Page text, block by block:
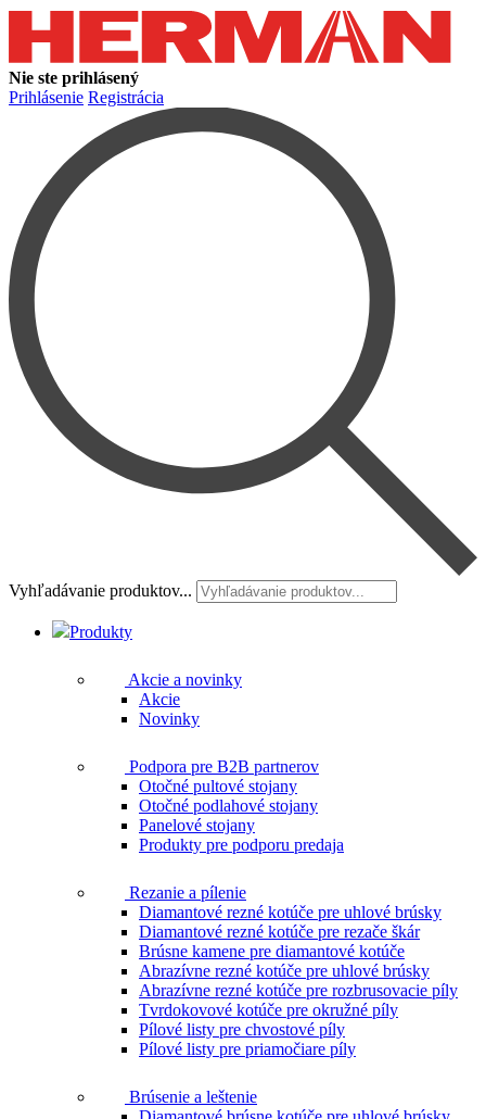
Nie ste prihlásený
Prihlásenie Registrácia
Vyhľadávanie produktov...
Produkty
Akcie a novinky
Akcie
Novinky
Podpora pre B2B partnerov
Otočné pultové stojany
Otočné podlahové stojany
Panelové stojany
Produkty pre podporu predaja
Rezanie a pílenie
Diamantové rezné kotúče pre uhlové brúsky
Diamantové rezné kotúče pre rezače škár
Brúsne kamene pre diamantové kotúče
Abrazívne rezné kotúče pre uhlové brúsky
Abrazívne rezné kotúče pre rozbrusovacie píly
Tvrdokovové kotúče pre okružné píly
Pílové listy pre chvostové píly
Pílové listy pre priamočiare píly
Brúsenie a leštenie